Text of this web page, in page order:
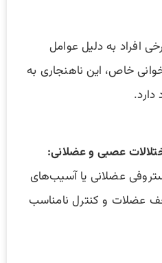
افراد به دلیل عوامل
خاص، این ناهنجاری به
عصبی و عضلانی:
عضلانی یا آسیب‌های
و کنترل نامناسب